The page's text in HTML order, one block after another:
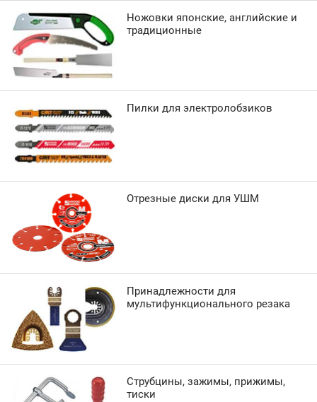
Ножовки японские, английские и
традиционные
Пилки для электролобзиков
Отрезные диски для УШМ
Принадлежности для
мультифункционального резака
Струбцины, зажимы, прижимы,
тиски